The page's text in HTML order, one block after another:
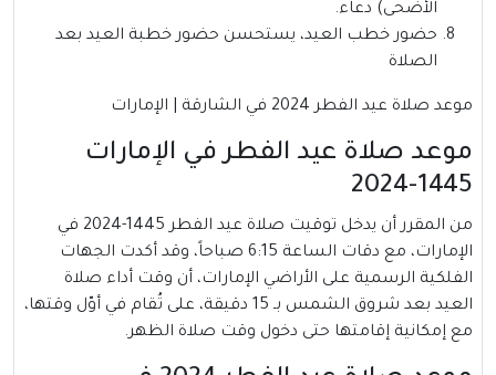
الأضحى) دعاء.
حضور خطب العيد، يستحسن حضور خطبة العيد بعد
الصلاة
موعد صلاة عيد الفطر 2024 في الشارقة | الإمارات
موعد صلاة عيد الفطر في الإمارات
1445-2024
من المقرر أن يدخل توقيت صلاة عيد الفطر 1445-2024 في
الإمارات، مع دقات الساعة 6:15 صباحاً، وقد أكدت الجهات
الفلكية الرسمية على الأراضي الإمارات، أن وقت أداء صلاة
العيد بعد شروق الشمس بـ 15 دقيقة، على تُقام في أوّل وقتها،
مع إمكانية إقامتها حتى دخول وقت صلاة الظهر.